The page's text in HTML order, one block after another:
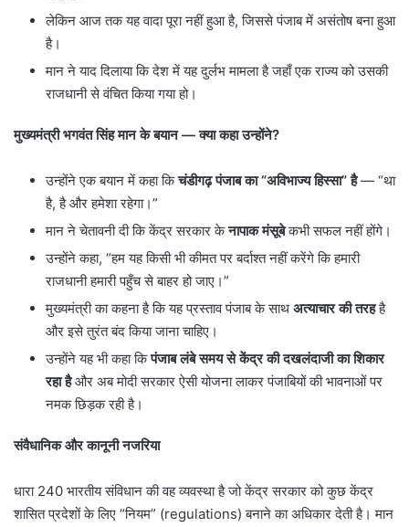
लेकिन आज तक यह वादा पूरा नहीं हुआ है, जिससे पंजाब में असंतोष बना हुआ
है।
मान ने याद दिलाया कि देश में यह दुर्लभ मामला है जहाँ एक राज्य को उसकी
राजधानी से वंचित किया गया हो।
मुख्यमंत्री भगवंत सिंह मान के बयान—क्या कहा उन्होंने?
उन्होंने एक बयान में कहा किचंडीगढ़ पंजाब का“अविभाज्य हिस्सा”है— “था
है, है और हमेशा रहेगा।”
मान ने चेतावनी दी कि केंद्र सरकार केनापाक मंसूबेकभी सफल नहीं होंगे।
उन्होंने कहा, “हम यह किसी भी कीमत पर बर्दाश्त नहीं करेंगे कि हमारी
राजधानी हमारी पहुँच से बाहर हो जाए।”
मुख्यमंत्री का कहना है कि यह प्रस्ताव पंजाब के साथ अत्याचार की तरहहै
और इसे तुरंत बंद किया जाना चाहिए।
उन्होंने यह भी कहा किपंजाब लंबे समय से केंद्र की दखलंदाजी का शिकार
रहा हैऔर अब मोदी सरकार ऐसी योजना लाकर पंजाबियों की भावनाओं पर
नमक छिड़क रही है।
संवैधानिक और कानूनी नजरिया
धारा 240 भारतीय संविधान की वह व्यवस्था है जो केंद्र सरकार को कुछ केंद्र
शासित प्रदेशों के लिए “नियम” (regulations) बनाने का अधिकार देती है। मान